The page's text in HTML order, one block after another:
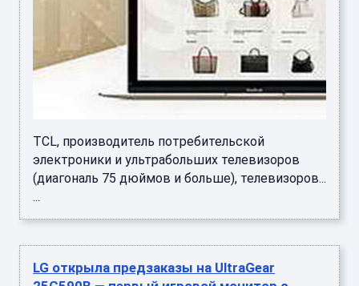
TCL, производитель потребительской
электроники и ультрабольших телевизоров
(диагональ 75 дюймов и больше), телевизоров...
...
LG открыла предзаказы на UltraGear